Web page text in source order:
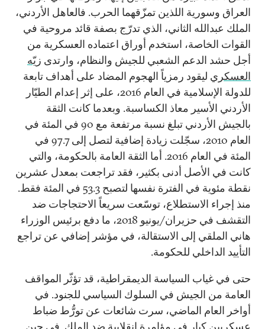
العراق وسورية اللذين تمزّقهما الحرب. فالعاهل الأردني،
الملك عبدالله الثاني، الذي تدرّج بصفة قائد مروحية في
القوات الخاصة، استخدم أوراق اعتماده العسكرية من
أجل حشد الدعم الشعبي للجيش والنظام، وارتدى زيّه
العسكري ليقود رمزياً الهجوم المضاد على أهداف تابعة
للدولة الإسلامية في العام 2016، على إثر إعدام الطيّار
الأردني الأسير معاذ الكساسبة. وبعدما كانت الثقة
بالجيش الأردني تبلغ نسبة مرتفعة مع 90 في المئة في
العام 2010، سجّلت زيادة إضافية لتصل إلى 97.7 في
المئة في العام 2016. أما الثقة العامة بالحكومة، والتي
كانت في الأصل أدنى بكثير، فقد تراجعت بمعدل عشرين
نقطة مئوية في الفترة نفسها لتصبح 53.3 في المئة فقط.
منذ إجراء الاستطلاع، توسّعت سريعاً الاحتجاجات ضد
التقشف في حزيران/يونيو 2018، ما دفع برئيس الوزراء
هاني الملقي إلى الاستقالة، في مؤشر إضافي عن تراجع
التأييد الداخلي للحكومة.
حتى في غياب السياسة الديمقراطية، قد تؤثّر المواقف
العامة من الجيش في السلوك السياسي للجنود. في
أواخر العام الماضي، سرت شائعات عن تورُّط ضباط